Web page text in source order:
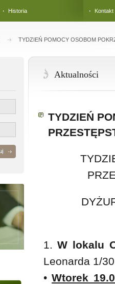
Historia Kontakt
TYDZIEŃ POMOCY OSOBOM
Aktualności
TYDZIEŃ
1.W lokalu
Leonarda 1/30
•Wtorek